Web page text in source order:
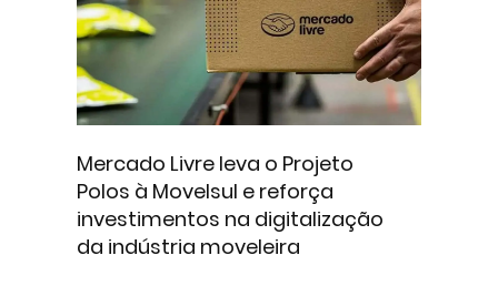
Mercado Livre leva o Projeto
Polos à Movelsul e reforça
investimentos na digitalização
da indústria moveleira